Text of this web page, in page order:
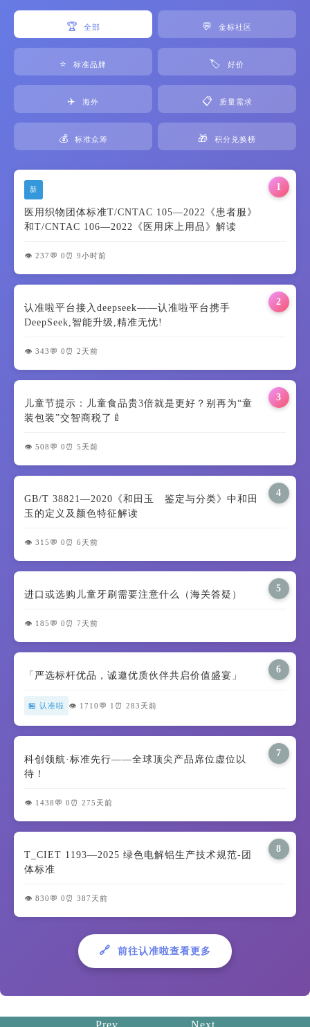
🏆 全部 💬 金标社区
⭐ 标准品牌 🏷️ 好价
✈️ 海外 📋 质量需求
💰 标准众筹 🎁 积分兑换榜
1
新
医用织物团体标准T/CNTAC 105—2022《患者服》
和T/CNTAC 106—2022《医用床上用品》解读
👁️ 237 💬 0 ⏰ 9小时前
2
认准啦平台接入deepseek——认准啦平台携手
DeepSeek,智能升级,精准无忧!
👁️ 343 💬 0 ⏰ 2天前
3
儿童节提示：儿童食品贵3倍就是更好？别再为“童
装包装”交智商税了🍼
👁️ 508 💬 0 ⏰ 5天前
4
GB/T 38821—2020《和田玉 鉴定与分类》中和田
玉的定义及颜色特征解读
👁️ 315 💬 0 ⏰ 6天前
5
进口或选购儿童牙刷需要注意什么（海关答疑）
👁️ 185 💬 0 ⏰ 7天前
6
「严选标杆优品，诚邀优质伙伴共启价值盛宴」
🏪 认准啦 👁️ 1710 💬 1 ⏰ 283天前
7
科创领航·标准先行——全球顶尖产品席位虚位以
待！
👁️ 1438 💬 0 ⏰ 275天前
8
T_CIET 1193—2025 绿色电解铝生产技术规范-团
体标准
👁️ 830 💬 0 ⏰ 387天前
🔗 前往认准啦查看更多
Prev Next